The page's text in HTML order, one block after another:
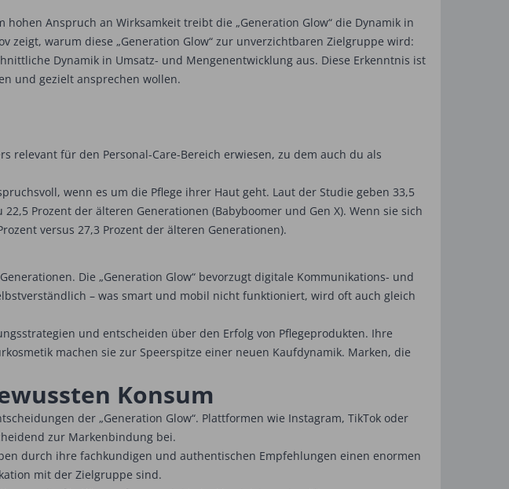
Anspruch an Wirksamkeit treibt die „Generation Glow“ die Dynamik in
zeigt, warum diese „Generation Glow“ zur unverzichtbaren Zielgruppe wird:
Dynamik in Umsatz- und Mengenentwicklung aus. Diese Erkenntnis ist
und gezielt ansprechen wollen.
relevant für den Personal-Care-Bereich erwiesen, zu dem auch du als
wenn es um die Pflege ihrer Haut geht. Laut der Studie geben 33,5
Prozent der älteren Generationen (Babyboomer und Gen X). Wenn sie sich
versus 27,3 Prozent der älteren Generationen).
Die „Generation Glow“ bevorzugt digitale Kommunikations- und
– was smart und mobil nicht funktioniert, wird oft auch gleich
und entscheiden über den Erfolg von Pflegeprodukten. Ihre
machen sie zur Speerspitze einer neuen Kaufdynamik. Marken, die
Konsum
der „Generation Glow“. Plattformen wie Instagram, TikTok oder
zur Markenbindung bei.
durch ihre fachkundigen und authentischen Empfehlungen einen enormen
mit der Zielgruppe sind.